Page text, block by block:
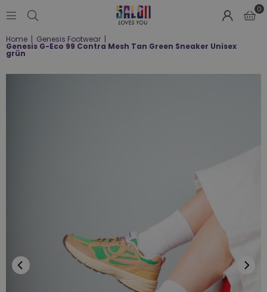
LOVES
0
Home | Genesis Footwear |
Genesis G-Eco 99 Contra Mesh Tan Green Sneaker Unisex
grün